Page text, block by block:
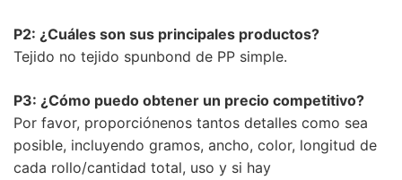
P2: ¿Cuáles son sus principales productos?
Tejido no tejido spunbond de PP simple.
P3: ¿Cómo puedo obtener un precio competitivo?
Por favor, proporciónenos tantos detalles como sea
posible, incluyendo gramos, ancho, color, longitud de
cada rollo/cantidad total, uso y si hay